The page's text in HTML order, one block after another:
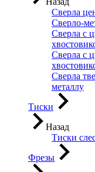
Сверла
Сверло-
Сверла с
Сверла с
Сверла
металлу
Тиски
Назад
Тиски
Фрезы